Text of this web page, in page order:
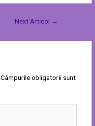
Next Articol →
Câmpurile obligatorii sunt